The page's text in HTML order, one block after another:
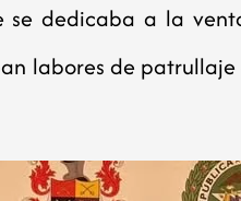
dedicaba a la
labores de